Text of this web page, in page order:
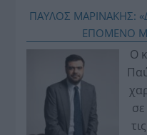
ΠΑΥΛΟΣ ΜΑΡΙΝΑΚΗΣ:
ΕΠΟΜΕΝΟ
Ο